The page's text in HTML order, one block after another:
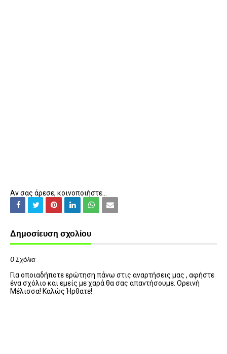
Αν σας άρεσε, κοινοποιήστε...
Δημοσίευση σχολίου
0 Σχόλια
Για οποιαδήποτε ερώτηση πάνω στις αναρτήσεις μας , αφήστε
ένα σχόλιο και εμείς με χαρά θα σας απαντήσουμε. Ορεινή
Μέλισσα! Καλώς Ήρθατε!